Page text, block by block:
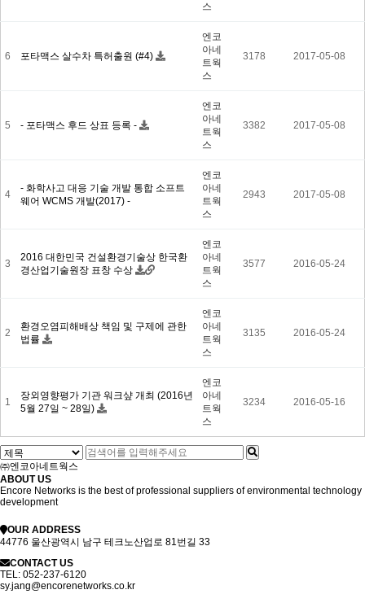
스
6 포타맥스 살수차 특허출원 (#4)
엔코
아네
트웍
스
3178 2017-05-08
5 - 포타맥스 후드 상표 등록 -
엔코
아네
트웍
스
3382 2017-05-08
4
- 화학사고 대응 기술 개발 통합 소프트
웨어 WCMS 개발(2017) -
엔코
아네
트웍
스
2943 2017-05-08
3
2016 대한민국 건설환경기술상 한국환
경산업기술원장 표창 수상
엔코
아네
트웍
스
3577 2016-05-24
2
환경오염피해배상 책임 및 구제에 관한
법률
엔코
아네
트웍
스
3135 2016-05-24
1
장외영향평가 기관 워크샾 개최 (2016년
5월 27일 ~ 28일)
엔코
아네
트웍
스
3234 2016-05-16
㈜엔코아네트웍스
ABOUT US
Encore Networks is the best of professional suppliers of environmental technology
development
OUR ADDRESS
44776 울산광역시 남구 테크노산업로 81번길 33
CONTACT US
TEL: 052-237-6120
sy.jang@encorenetworks.co.kr